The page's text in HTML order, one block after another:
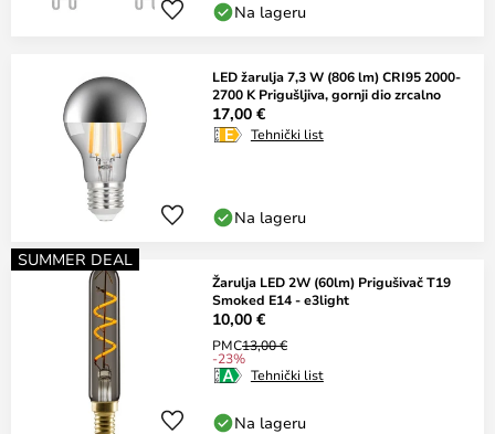
Na lageru
LED žarulja 7,3 W (806 lm) CRI95 2000-
2700 K Prigušljiva, gornji dio zrcalno
17,00 €
Tehnički list
Na lageru
SUMMER DEAL
Žarulja LED 2W (60lm) Prigušivač T19
Smoked E14 - e3light
10,00 €
PMC13,00 €
-23%
Tehnički list
Na lageru